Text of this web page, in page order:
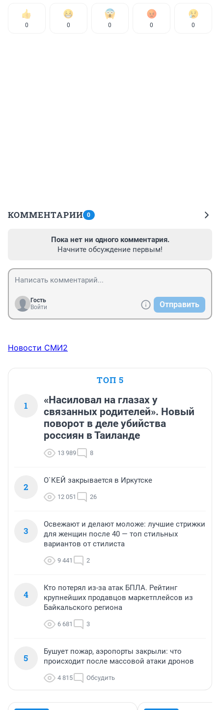
0 0 0 0 0
КОММЕНТАРИИ 0
Пока нет ни одного комментария.
Начните обсуждение первым!
Гость
Войти
Отправить
Новости СМИ2
ТОП 5
1
«Насиловал на глазах у
связанных родителей». Новый
поворот в деле убийства
россиян в Таиланде
13 989 8
2
О`КЕЙ закрывается в Иркутске
12 051 26
3
Освежают и делают моложе: лучшие стрижки
для женщин после 40 — топ стильных
вариантов от стилиста
9 441 2
4
Кто потерял из-за атак БПЛА. Рейтинг
крупнейших продавцов маркетплейсов из
Байкальского региона
6 681 3
5
Бушует пожар, аэропорты закрыли: что
происходит после массовой атаки дронов
4 815 Обсудить